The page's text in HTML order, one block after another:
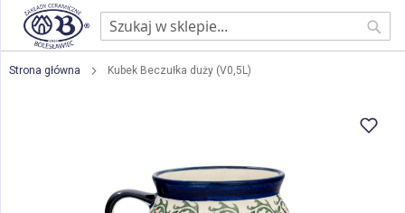
Strona główna Kubek Beczułka duży (V0,5L)